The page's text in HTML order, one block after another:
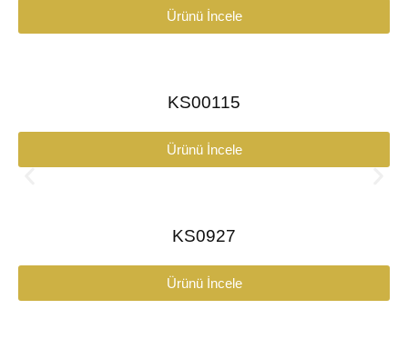
Ürünü İncele
KS00115
Ürünü İncele
KS0927
Ürünü İncele